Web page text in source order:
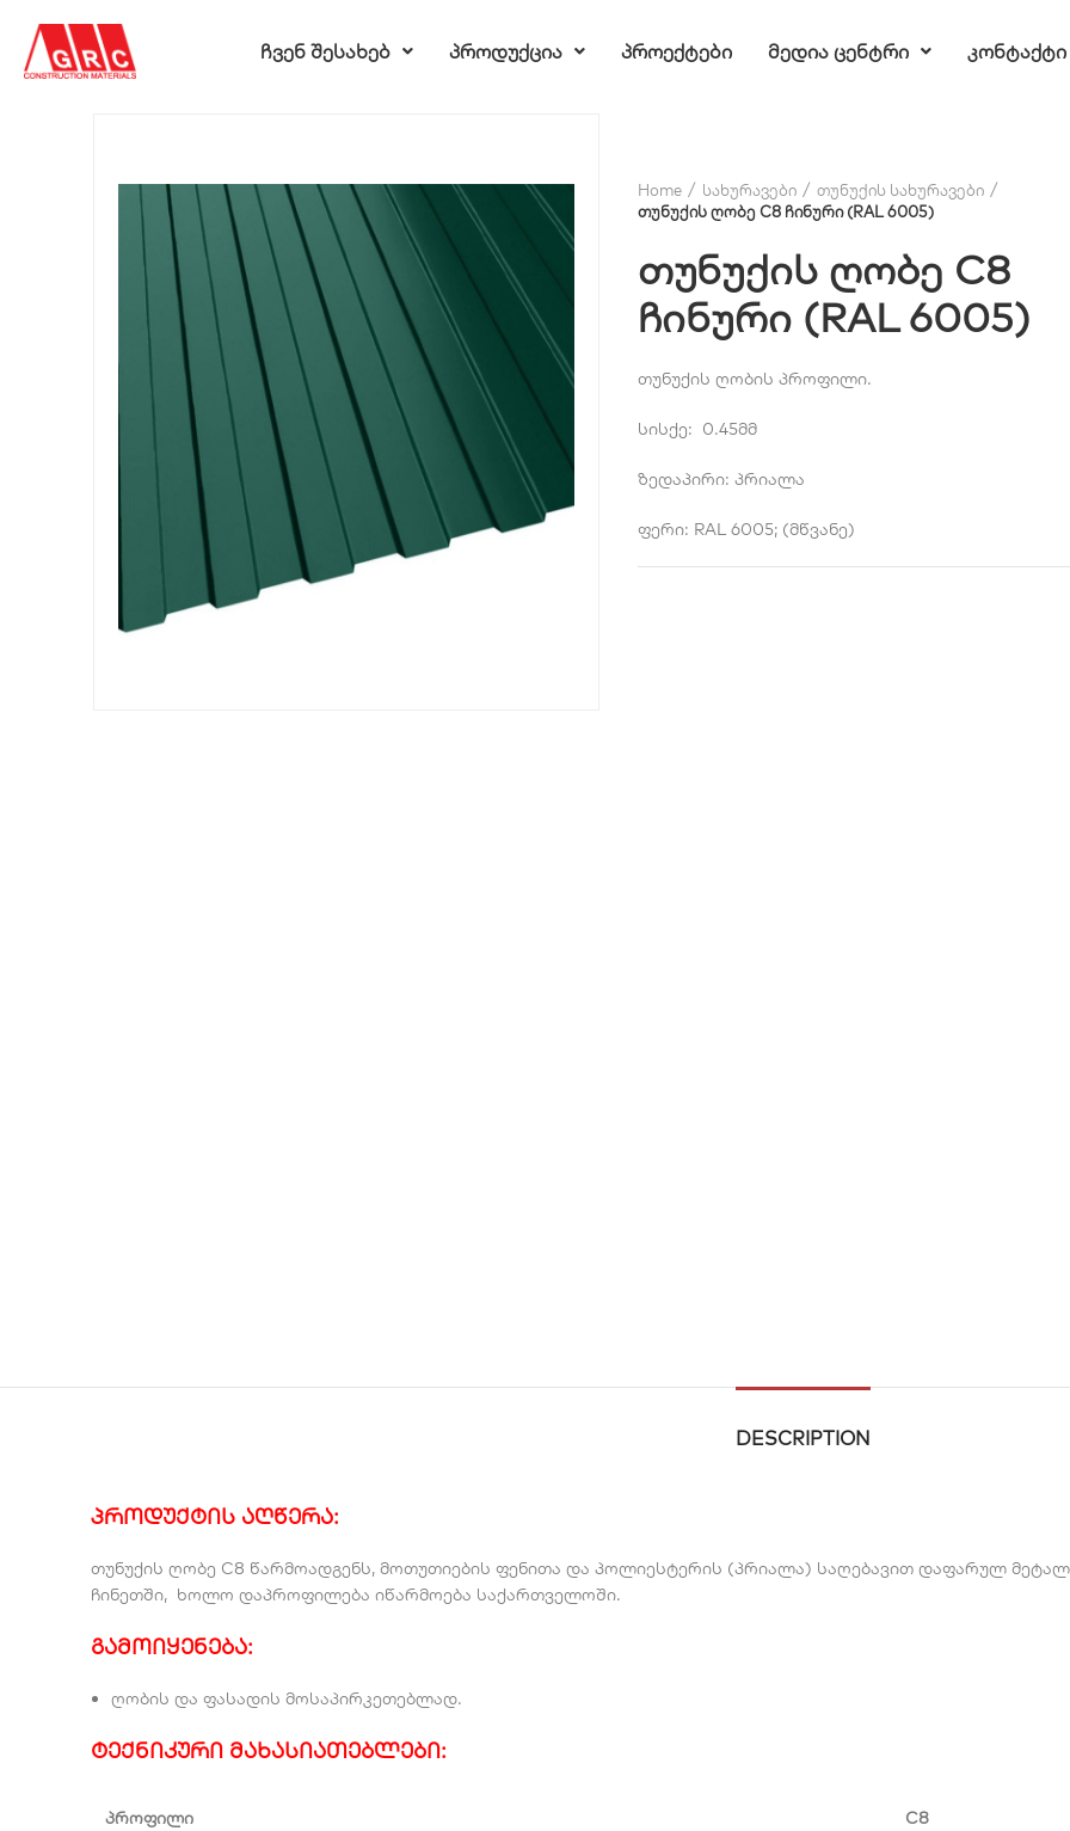
ჩვენ შესახებ პროდუქცია პროექტები მედია ცენტრი კონტაქტი
Home სახურავები
თუნუქის სახურავები
თუნუქის ღობე C8 ჩინური (RAL 6005)
თუნუქის ღობე C8
ჩინური (RAL 6005)
თუნუქის ღობის პროფილი.
სისქე: 0.45მმ
ზედაპირი: პრიალა
ფერი: RAL 6005; (მწვანე)
DESCRIPTION
პროდუქტის აღწერა:
თუნუქის ღობე C8 წარმოადგენს, მოთუთიების ფენითა და პოლიესტერის (პრიალა) საღებავით დაფარულ
ჩინეთში, ხოლო დაპროფილება იწარმოება საქართველოში.
გამოიყენება:
ღობის და ფასადის მოსაპირკეთებლად.
ტექნიკური მახასიათებლები:
პროფილი C8